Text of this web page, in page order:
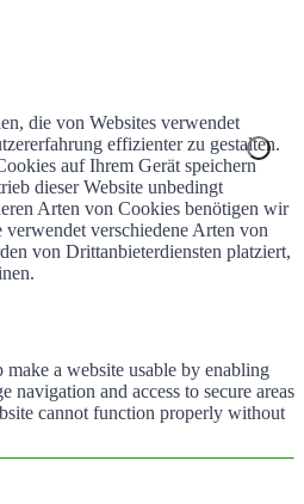
die von Websites verwendet
effizienter zu gestalten.
auf Ihrem Gerät speichern
dieser Website unbedingt
Arten von Cookies benötigen wir
verschiedene Arten von
von Drittanbieterdiensten platziert,
make a website usable by enabling
navigation and access to secure areas
cannot function properly without